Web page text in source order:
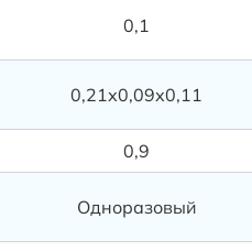
0,1
0,21х0,09х0,11
0,9
Одноразовый